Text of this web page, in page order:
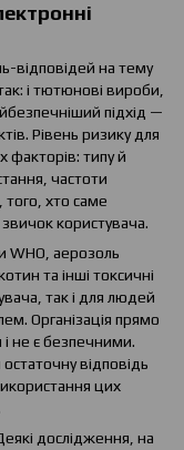
відповідей на тему
і тютюнові вироби,
підхід —
Рівень ризику для
факторів: типу й
частоти
хто саме
користувача.
WHO, аерозоль
та інші токсичні
так і для людей
Організація прямо
і не є безпечними.
відповідь
цих
дослідження, на